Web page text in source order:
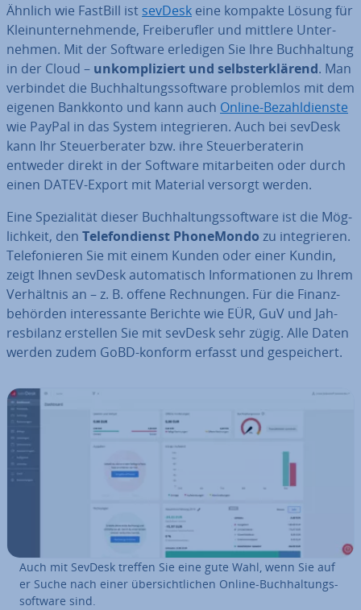
Ähnlich wie FastBill ist sevDesk eine kompakte Lösung für
Klein­un­ter­neh­men­de, Frei­be­ruf­ler und mittlere Un­ter­
neh­men. Mit der Software erledigen Sie Ihre Buch­hal­tung
in der Cloud – un­kom­pli­ziert und selbst­er­klä­rend. Man
verbindet die Buch­hal­tungs­soft­ware pro­blem­los mit dem
eigenen Bankkonto und kann auch Online-Be­zahl­diens­te
wie PayPal in das System in­te­grie­ren. Auch bei sevDesk
kann Ihr Steu­er­be­ra­ter bzw. ihre Steu­er­be­ra­te­rin
entweder direkt in der Software mit­ar­bei­ten oder durch
einen DATEV-Export mit Material versorgt werden.
Eine Spe­zia­li­tät dieser Buch­hal­tungs­soft­ware ist die Mög­
lich­keit, den Te­le­fon­dienst Pho­ne­Mon­do zu in­te­grie­ren.
Te­le­fo­nie­ren Sie mit einem Kunden oder einer Kundin,
zeigt Ihnen sevDesk au­to­ma­tisch In­for­ma­tio­nen zu Ihrem
Ver­hält­nis an – z. B. offene Rech­nun­gen. Für die Fi­nanz­
be­hör­den in­ter­es­san­te Berichte wie EÜR, GuV und Jah­
res­bi­lanz erstellen Sie mit sevDesk sehr zügig. Alle Daten
werden zudem GoBD-konform erfasst und ge­spei­chert.
Auch mit SevDesk treffen Sie eine gute Wahl, wenn Sie auf
er Suche nach einer über­sicht­li­chen Online-Buch­hal­tungs­
soft­ware sind.